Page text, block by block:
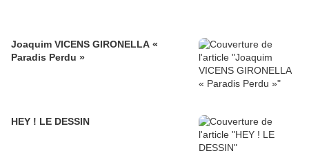
Joaquim VICENS GIRONELLA «
Paradis Perdu »
HEY ! LE DESSIN